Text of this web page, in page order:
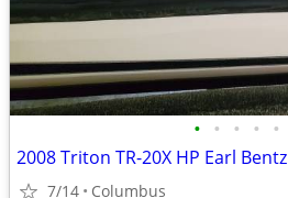
• • • • •
2008 Triton TR-20X HP Earl Bentz
7/14 Columbus